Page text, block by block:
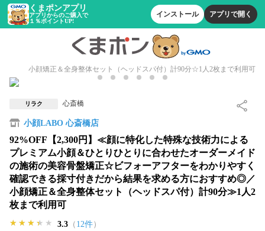
くまポンアプリ
アプリからのご購入で
１％ポイントUP!
インストール アプリで開く
小顔矯正＆全身整体セット（ヘッドスパ付）計90分☆1人2枚まで利用可
リラク 心斎橋
小顔LABO 心斎橋店
92%OFF【2,300円】≪顔に特化した特殊な技術力による
プレミアム小顔＆ひとりひとりに合わせたオーダーメイド
の施術の美容骨盤矯正☆ビフォーアフターをわかりやすく
確認できる採寸付きだから結果を求める方におすすめ◎／
小顔矯正＆全身整体セット（ヘッドスパ付）計90分≫1人2
枚まで利用可
★★★★★
★★★★★
★★★★★ 3.3 （ 12件）